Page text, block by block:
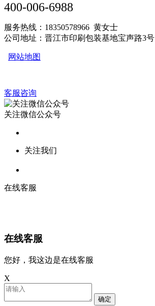
400-006-6988
服务热线：18350578966 黄女士
公司地址：晋江市印刷包装基地宝声路3号
网站地图
客服咨询
关注微信公众号
关注我们
在线客服
在线客服
您好，我这边是在线客服
X
确定